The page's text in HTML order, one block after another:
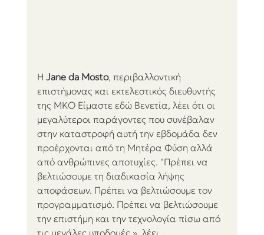
Η Jane da Mosto, περιβαλλοντική
επιστήμονας και εκτελεστικός διευθυντής
της ΜΚΟ Είμαστε εδώ Βενετία, λέει ότι οι
μεγαλύτεροι παράγοντες που συνέβαλαν
στην καταστροφή αυτή την εβδομάδα δεν
προέρχονται από τη Μητέρα Φύση αλλά
από ανθρώπινες αποτυχίες. "Πρέπει να
βελτιώσουμε τη διαδικασία λήψης
αποφάσεων. Πρέπει να βελτιώσουμε τον
προγραμματισμό. Πρέπει να βελτιώσουμε
την επιστήμη και την τεχνολογία πίσω από